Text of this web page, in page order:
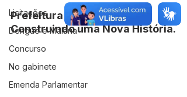
Licitações
Dengue e Malária
Concurso
No gabinete
Emenda Parlamentar
Prefeitura de Jordão —
Construindo uma Nova História.